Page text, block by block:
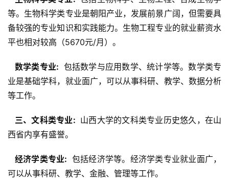
等。生物科学类专业是朝阳产业，发展前景广阔，但需要具
备较强的专业知识和实践能力。生物工程专业的就业薪资水
平也相对较高（5670元/月）。
  数学类专业:
包括数学与应用数学、统计学等。数学类专
业是基础学科，就业面广，可以从事科研、教学、数据分析
等工作。
  三、文科类专业:
山西大学的文科类专业历史悠久，在山
西省内享有盛誉。
  经济学类专业:
包括经济学等。经济学类专业就业面广，
可以从事科研、教学、金融、管理等工作。